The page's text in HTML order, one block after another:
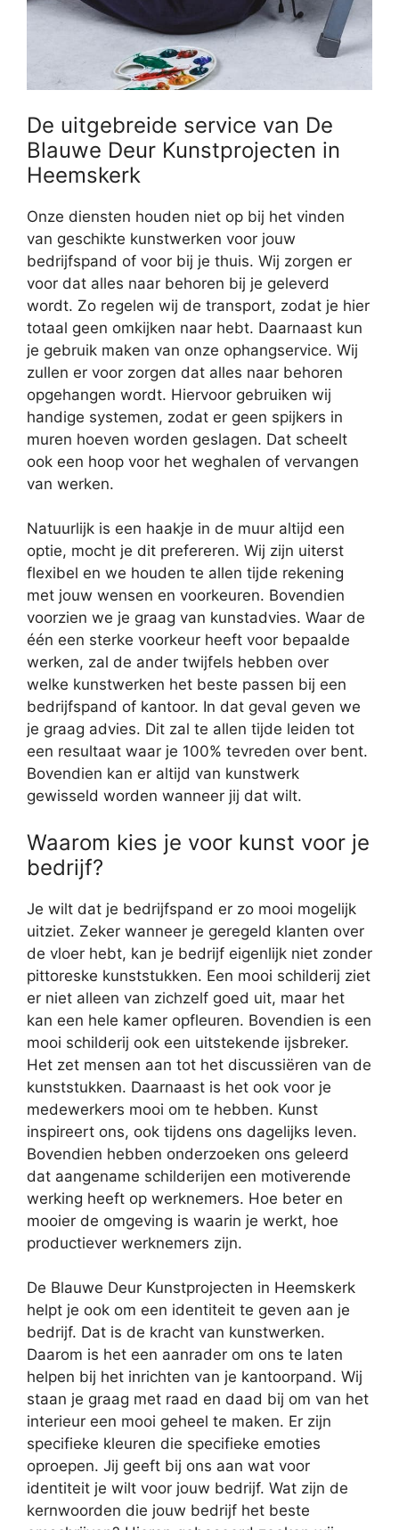
De uitgebreide service van De
Blauwe Deur Kunstprojecten in
Heemskerk
Onze diensten houden niet op bij het vinden
van geschikte kunstwerken voor jouw
bedrijfspand of voor bij je thuis. Wij zorgen er
voor dat alles naar behoren bij je geleverd
wordt. Zo regelen wij de transport, zodat je hier
totaal geen omkijken naar hebt. Daarnaast kun
je gebruik maken van onze ophangservice. Wij
zullen er voor zorgen dat alles naar behoren
opgehangen wordt. Hiervoor gebruiken wij
handige systemen, zodat er geen spijkers in
muren hoeven worden geslagen. Dat scheelt
ook een hoop voor het weghalen of vervangen
van werken.
Natuurlijk is een haakje in de muur altijd een
optie, mocht je dit prefereren. Wij zijn uiterst
flexibel en we houden te allen tijde rekening
met jouw wensen en voorkeuren. Bovendien
voorzien we je graag van kunstadvies. Waar de
één een sterke voorkeur heeft voor bepaalde
werken, zal de ander twijfels hebben over
welke kunstwerken het beste passen bij een
bedrijfspand of kantoor. In dat geval geven we
je graag advies. Dit zal te allen tijde leiden tot
een resultaat waar je 100% tevreden over bent.
Bovendien kan er altijd van kunstwerk
gewisseld worden wanneer jij dat wilt.
Waarom kies je voor kunst voor je
bedrijf?
Je wilt dat je bedrijfspand er zo mooi mogelijk
uitziet. Zeker wanneer je geregeld klanten over
de vloer hebt, kan je bedrijf eigenlijk niet zonder
pittoreske kunststukken. Een mooi schilderij ziet
er niet alleen van zichzelf goed uit, maar het
kan een hele kamer opfleuren. Bovendien is een
mooi schilderij ook een uitstekende ijsbreker.
Het zet mensen aan tot het discussiëren van de
kunststukken. Daarnaast is het ook voor je
medewerkers mooi om te hebben. Kunst
inspireert ons, ook tijdens ons dagelijks leven.
Bovendien hebben onderzoeken ons geleerd
dat aangename schilderijen een motiverende
werking heeft op werknemers. Hoe beter en
mooier de omgeving is waarin je werkt, hoe
productiever werknemers zijn.
De Blauwe Deur Kunstprojecten in Heemskerk
helpt je ook om een identiteit te geven aan je
bedrijf. Dat is de kracht van kunstwerken.
Daarom is het een aanrader om ons te laten
helpen bij het inrichten van je kantoorpand. Wij
staan je graag met raad en daad bij om van het
interieur een mooi geheel te maken. Er zijn
specifieke kleuren die specifieke emoties
oproepen. Jij geeft bij ons aan wat voor
identiteit je wilt voor jouw bedrijf. Wat zijn de
kernwoorden die jouw bedrijf het beste